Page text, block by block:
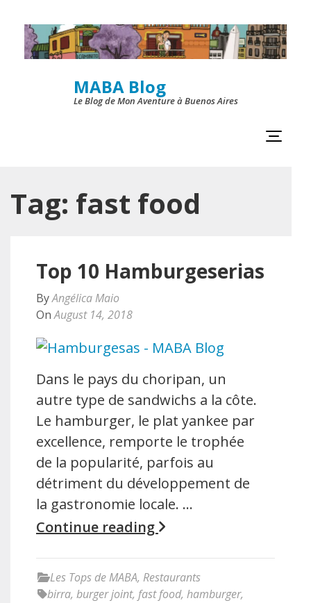
Skip
to
content
MABA Blog
Le Blog de Mon Aventure à Buenos Aires
Tag: fast food
Top 10 Hamburgeserias
ByAngélica Maio
OnAugust 14, 2018
Dans le pays du choripan, un
autre type de sandwichs a la côte.
Le hamburger, le plat yankee par
excellence, remporte le trophée
de la popularité, parfois au
détriment du développement de
la gastronomie locale. …
Continue reading
Les Tops de MABA, Restaurants
birra, burger joint, fast food, hamburger,